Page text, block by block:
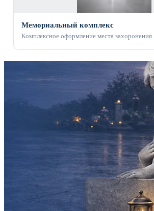
Мемориальный комплекс
Комплексное оформление места захоронения.